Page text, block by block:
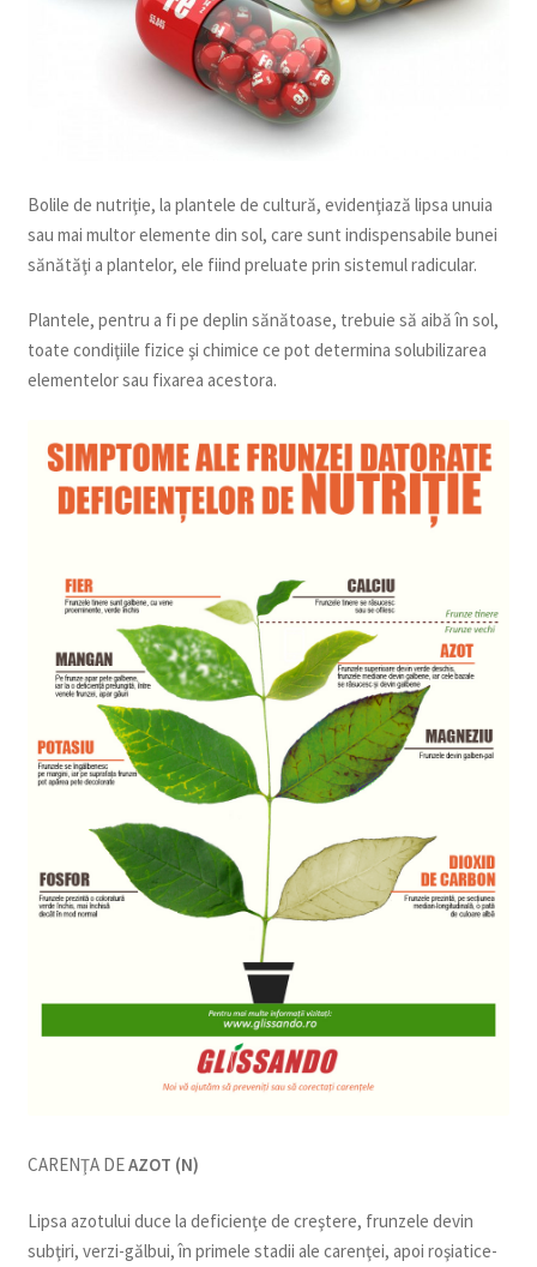
Bolile de nutriţie, la plantele de cultură, evidenţiază lipsa unuia
sau mai multor elemente din sol, care sunt indispensabile bunei
sănătăţi a plantelor, ele fiind preluate prin sistemul radicular.
Plantele, pentru a fi pe deplin sănătoase, trebuie să aibă în sol,
toate condiţiile fizice şi chimice ce pot determina solubilizarea
elementelor sau fixarea acestora.
CARENŢA DEAZOT (N)
Lipsa azotului duce la deficienţe de creştere, frunzele devin
subţiri, verzi-gălbui, în primele stadii ale carenţei, apoi roşiatice-